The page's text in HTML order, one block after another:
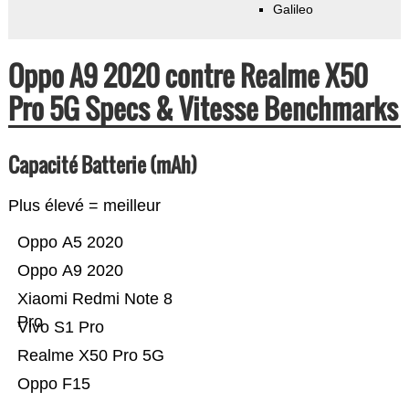
Galileo
Oppo A9 2020 contre Realme X50
Pro 5G Specs & Vitesse Benchmarks
Capacité Batterie (mAh)
Plus élevé = meilleur
Oppo F15
Realme X50 Pro 5G
Vivo S1 Pro
Xiaomi Redmi Note 8
Pro
Oppo A9 2020
Oppo A5 2020